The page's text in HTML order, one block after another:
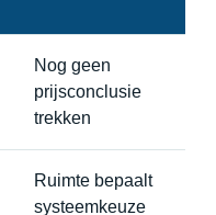
Nog geen
prijsconclusie
trekken
Ruimte bepaalt
systeemkeuze